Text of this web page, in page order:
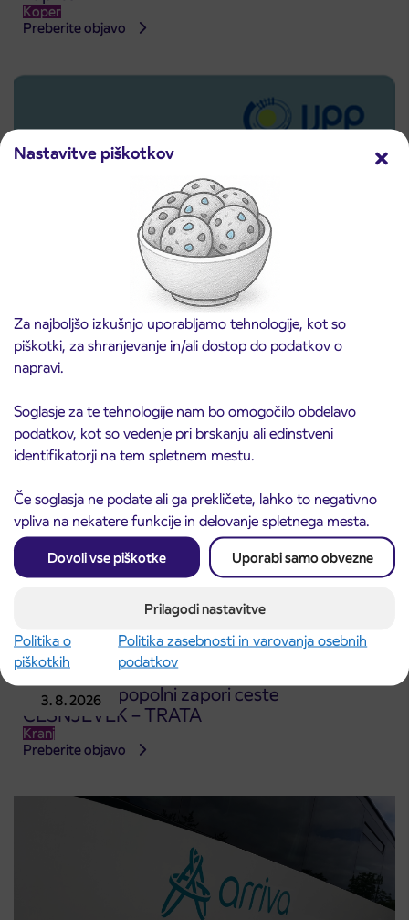
Nastavitve piškotkov
Za najboljšo izkušnjo uporabljamo tehnologije, kot so
piškotki, za shranjevanje in/ali dostop do podatkov o
napravi.
Soglasje za te tehnologije nam bo omogočilo obdelavo
podatkov, kot so vedenje pri brskanju ali edinstveni
identifikatorji na tem spletnem mestu.
Če soglasja ne podate ali ga prekličete, lahko to negativno
vpliva na nekatere funkcije in delovanje spletnega mesta.
Dovoli vse piškotke Uporabi samo obvezne
Prilagodi nastavitve
Politika o
piškotkih
Politika zasebnosti in varovanja osebnih
podatkov
Koper
Preberite objavo
3. 8. 2026
Predprodaja dijaških subvencioniranih IJPP
vozovnic za šolsko leto 2026/2027 se začne
21. avgusta
Preberite objavo
3. 8. 2026
Obvestilo o popolni zapori ceste
ČEŠNJEVEK – TRATA
Kranj
Preberite objavo